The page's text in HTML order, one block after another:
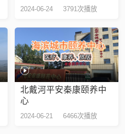
2024-06-24 3791次播放
北戴河平安秦康颐养中
心
2024-06-21 6466次播放